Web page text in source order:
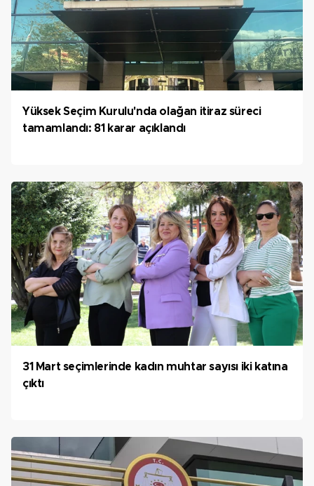
Yüksek Seçim Kurulu'nda olağan itiraz süreci
tamamlandı: 81 karar açıklandı
31 Mart seçimlerinde kadın muhtar sayısı iki katına
çıktı